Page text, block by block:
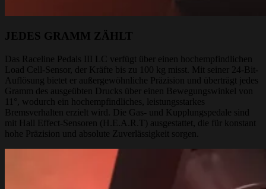
JEDES GRAMM ZÄHLT
Das Raceline Pedals III LC verfügt über einen hochempfindlichen
Load Cell-Sensor, der Kräfte bis zu 100 kg misst. Mit seiner 24-Bit-
Auflösung bietet er außergewöhnliche Präzision und überträgt jedes
Gramm des ausgeübten Drucks über einen Bewegungswinkel von
11°, wodurch ein hochempfindliches, leistungsstarkes
Bremsverhalten erzielt wird. Die Gas- und Kupplungspedale sind
mit Hall Effect-Sensoren (H.E.A.R.T) ausgestattet, die für konstant
hohe Präzision und absolute Zuverlässigkeit sorgen.